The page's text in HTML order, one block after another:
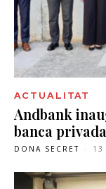
ACTUALITAT
Andbank
banca
DONA SECRET - 13